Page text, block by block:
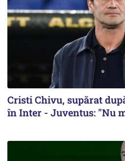
Cristi Chivu, supărat
în Inter - Juventus: "Nu